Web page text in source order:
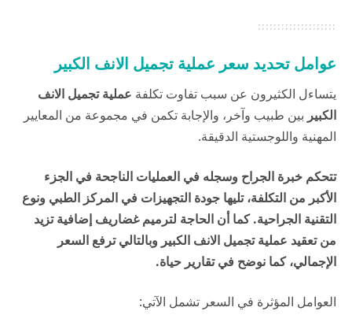
عوامل تحديد سعر عملية تجميل الانف الكبير
يتساءل الكثيرون عن سبب تفاوت تكلفة عملية تجميل الانف
الكبير بين طبيب وآخر، والإجابة تكمن في مجموعة من المعايير
المهنية واللوجستية الدقيقة.
تتحكم خبرة الجراح وسجله في العمليات الناجحة في الجزء
الأكبر من التكلفة، تليها جودة التجهيزات في المركز الطبي ونوع
التقنية الجراحية. كما أن الحاجة لترميم غضاريف إضافية تزيد
من تعقيد عملية تجميل الانف الكبير وبالتالي ترفع السعر
الإجمالي، كما نوضح في تقارير حياة.
العوامل المؤثرة في السعر تشمل الآتي: